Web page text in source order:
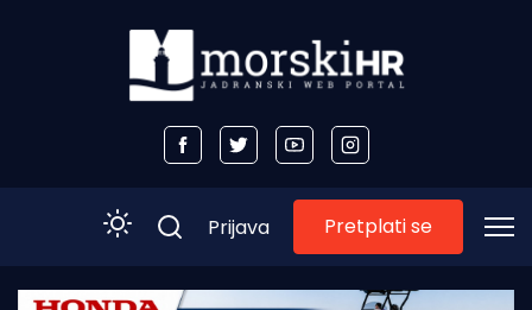
Početna
Prijava Pretplati se